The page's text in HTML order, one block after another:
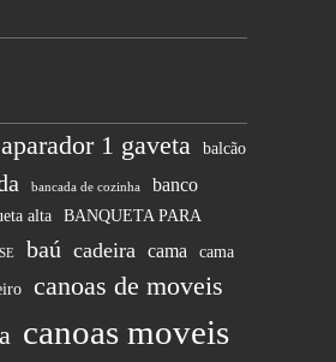
aparador 1 gaveta balcão
bancada de cozinha banco
alta
BANQUETA PARA
baú cadeira cama cama
canoas de moveis
canoas moveis